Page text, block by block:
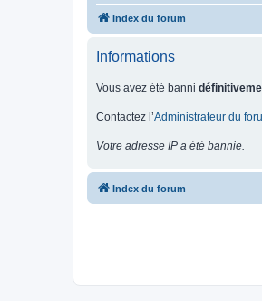
Index du forum
Informations
Vous avez été banni
Contactez l’Administrateur du
Votre adresse IP a été bannie.
Index du forum